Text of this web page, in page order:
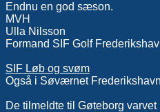
Endnu en god sæson.
MVH
Ulla Nilsson
Formand SIF Golf
SIF Løb og svøm
Også i Søværnet
De tilmeldte til Gøteborg